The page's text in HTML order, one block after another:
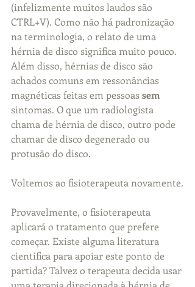
(infelizmente muitos laudos são
CTRL+V). Como não há padronização
na terminologia, o relato de uma
hérnia de disco significa muito pouco.
Além disso, hérnias de disco são
achados comuns em ressonâncias
magnéticas feitas em pessoas sem
sintomas. O que um radiologista
chama de hérnia de disco, outro pode
chamar de disco degenerado ou
protusão do disco.
Voltemos ao fisioterapeuta novamente.
Provavelmente, o fisioterapeuta
aplicará o tratamento que prefere
começar. Existe alguma literatura
científica para apoiar este ponto de
partida? Talvez o terapeuta decida usar